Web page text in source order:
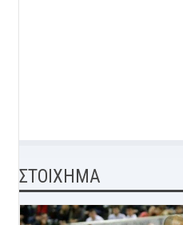
ΣΤΟΙΧΗΜΑ